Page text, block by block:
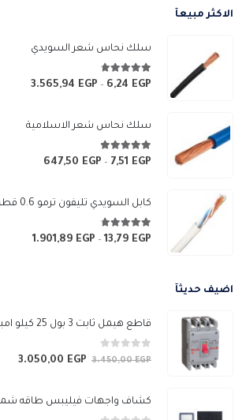
الاكثر مبيعآ
سلك نحاس شعر السويدي
4.67 من 5
6,24 EGP
–
3.565,94 EGP
نطاق
منسلك نحاس شعر الاسلامية
4.83 من 5
7,51 EGP
–
647,50 EGP
من
خلال
كابل السويدي تليفون ترمو 0.6 قطر
4.67 من 5
13,79 EGP
–
1.901,89 EGP
نطاق
اضيف حديثآ
قاطع هيمل ثابت 3 بول 25 كيلو امبير
0 من 53.450,00EGP
السعر
هو:
3.050,00 EGP
هو:كشاف واجهات فيليبس طاقه شمسية